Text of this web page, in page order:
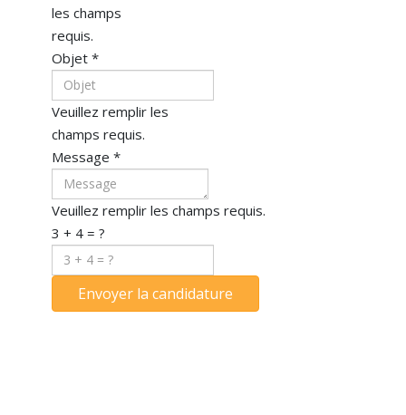
les champs
requis.
Objet *
Veuillez remplir les
champs requis.
Message *
Veuillez remplir les champs requis.
3 + 4 = ?
Envoyer la candidature